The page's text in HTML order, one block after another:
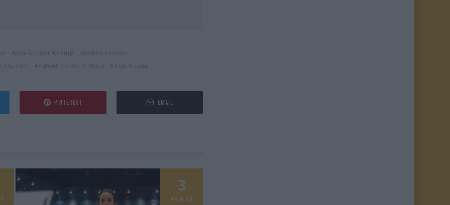
Jan-Gregor Kremp
Judith Rosmair
Stumph Valentino Dalle Mura Yun Huang
PINTEREST EMAIL
3
VON 10